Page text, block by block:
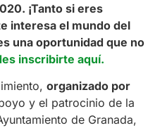
¡Tanto si eres
interesa el mundo del
una oportunidad que no
inscribirte aquí.
organizado por
y el patrocinio de la
de Granada,